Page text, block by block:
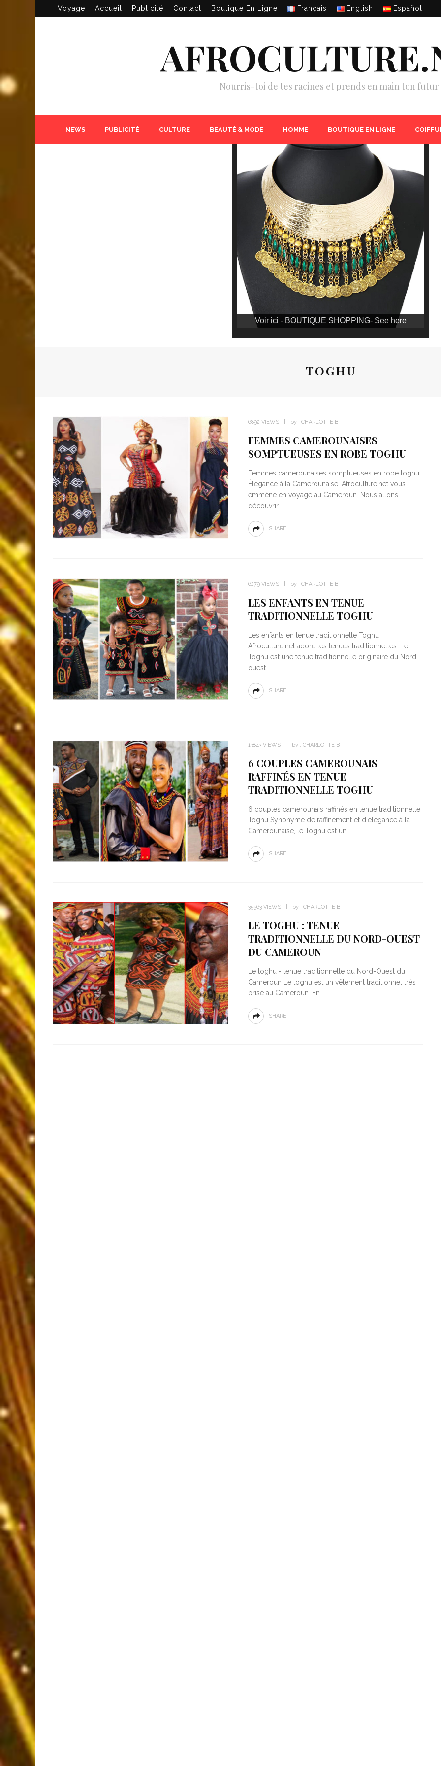
Voyage Accueil Publicité Contact Boutique En Ligne Français English Español
Nourris-toi de tes racines et prends en main ton futur
NEWS PUBLICITÉ CULTURE BEAUTÉ & MODE HOMME BOUTIQUE EN LIGNE
Voir ici - BOUTIQUE SHOPPING- See here
TOGHU
6892 VIEWS by : CHARLOTTE B
FEMMES CAMEROUNAISES
SOMPTUEUSES EN ROBE TOGHU
Femmes camerounaises somptueuses en robe toghu.
Élégance à la Camerounaise, Afroculture.net vous
emmène en voyage au Cameroun. Nous allons
découvrir
SHARE
6279 VIEWS by : CHARLOTTE B
LES ENFANTS EN TENUE
TRADITIONNELLE TOGHU
Les enfants en tenue traditionnelle Toghu
Afroculture.net adore les tenues traditionnelles. Le
Toghu est une tenue traditionnelle originaire du Nord-
ouest
SHARE
13843 VIEWS by : CHARLOTTE B
6 COUPLES CAMEROUNAIS
RAFFINÉS EN TENUE
TRADITIONNELLE TOGHU
6 couples camerounais raffinés en tenue traditionnelle
Toghu Synonyme de raffinement et d'élégance à la
Camerounaise, le Toghu est un
SHARE
35563 VIEWS by : CHARLOTTE B
LE TOGHU : TENUE
TRADITIONNELLE DU NORD-OUEST
DU CAMEROUN
Le toghu - tenue traditionnelle du Nord-Ouest du
Cameroun Le toghu est un vêtement traditionnel très
prisé au Cameroun. En
SHARE